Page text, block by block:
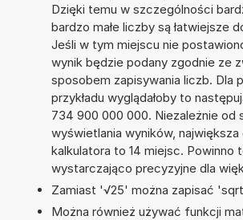
Dzięki temu w szczególności
bardzo małe liczby są łatwiejsze
Jeśli w tym miejscu nie
wynik będzie podany zgodnie ze
sposobem zapisywania liczb. Dla
przykładu wyglądałoby to
734 900 000 000. Niezależnie od
wyświetlania wyników, największa
kalkulatora to 14 miejsc. Powinno
wystarczająco precyzyjne dla
Zamiast '√25' można zapisać
Można również używać funkcji